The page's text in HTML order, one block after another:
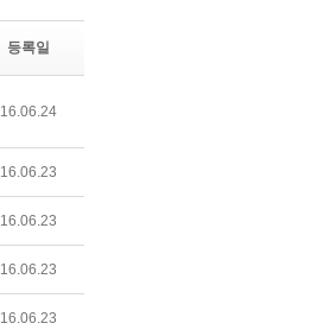
등록일
16.06.24
16.06.23
16.06.23
16.06.23
16.06.23